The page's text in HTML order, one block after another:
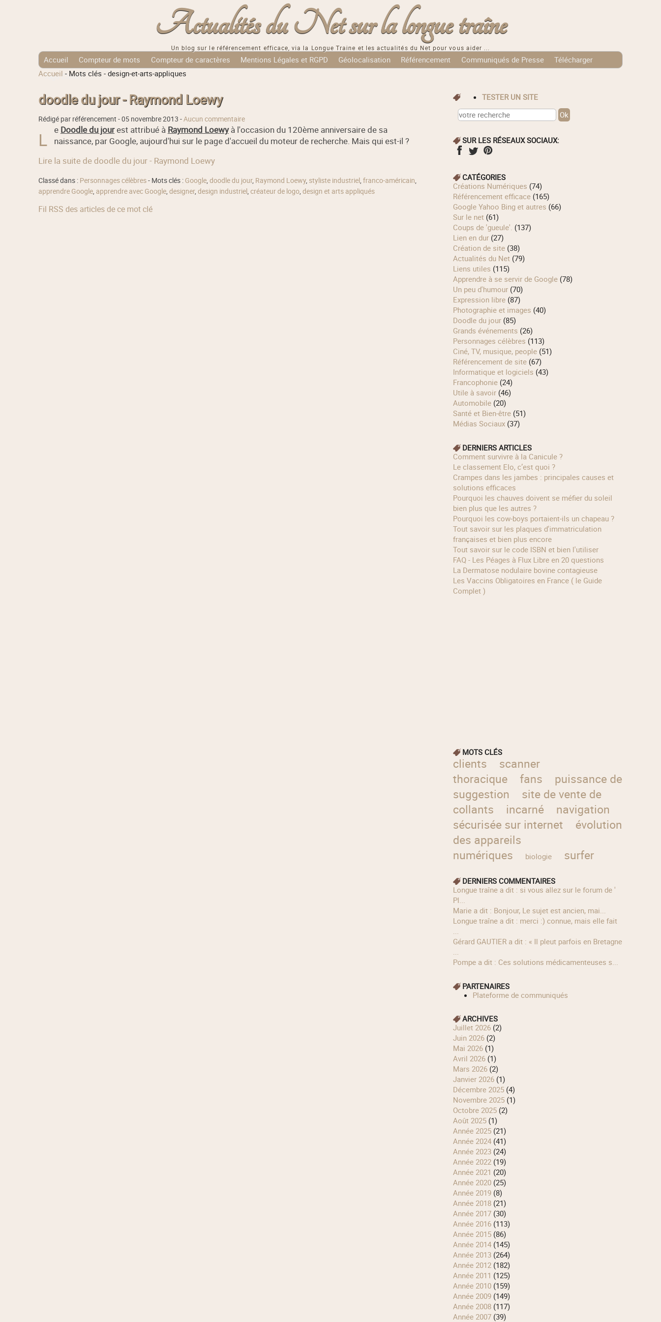
Actualités du Net sur la longue traîne
Un blog sur le référencement efficace, via la Longue Traine et les actualités du Net pour vous aider ...
Accueil Compteur de mots Compteur de caractères Mentions Légales et RGPD Géolocalisation Référencement Communiqués de Presse
Télécharger
Tags Cloud
Accueil - Mots clés - design-et-arts-appliques
doodle du jour - Raymond Loewy
Rédigé par référencement -05 novembre 2013 -Aucun commentaire
L e Doodle du jourest attribué à Raymond Loewyà l'occasion du 120ème anniversaire de sa
naissance, par Google, aujourd'hui sur le page d'accueil du moteur de recherche. Mais qui est-il ?
Lire la suite de doodle du jour - Raymond Loewy
Classé dans : Personnages célèbres- Mots clés : Google, doodle du jour, Raymond Loewy, styliste industriel, franco-américain,
apprendre Google, apprendre avec Google, designer, design industriel, créateur de logo, design et arts appliqués
Fil RSS des articles de ce mot clé
TESTER UN SITE
SUR LES RÉSEAUX SOCIAUX:
CATÉGORIES
Créations Numériques (74)
Référencement efficace(165)
Google Yahoo Bing et autres (66)
Sur le net(61)
Coups de 'gueule'. (137)
Lien en dur(27)
Création de site(38)
Actualités du Net(79)
Liens utiles (115)
Apprendre à se servir de Google(78)
Un peu d'humour(70)
Expression libre(87)
Photographie et images (40)
Doodle du jour(85)
Grands événements (26)
Personnages célèbres (113)
Ciné, TV, musique, people(51)
Référencement de site(67)
Informatique et logiciels (43)
Francophonie(24)
Utile à savoir(46)
Automobile(20)
Santé et Bien-être(51)
Médias Sociaux(37)
DERNIERS ARTICLES
Comment survivre à la Canicule ?
Le classement Elo, c’est quoi ?
Crampes dans les jambes : principales causes et
solutions efficaces
Pourquoi les chauves doivent se méfier du soleil
bien plus que les autres ?
Pourquoi les cow‑boys portaient‑ils un chapeau ?
Tout savoir sur les plaques d'immatriculation
françaises et bien plus encore
Tout savoir sur le code ISBN et bien l'utiliser
FAQ - Les Péages à Flux Libre en 20 questions
La Dermatose nodulaire bovine contagieuse
Les Vaccins Obligatoires en France ( le Guide
Complet )
MOTS CLÉS
clients
scanner
thoracique
fans
puissance de
suggestion
site de vente de
collants
incarné
navigation
sécurisée sur internet
évolution
des appareils
numériques
biologie surfer
DERNIERS COMMENTAIRES
longue traîne a dit : si vous allez sur le forum de '
Pl...
Marie a dit : Bonjour, Le sujet est ancien, mai...
longue traîne a dit : merci :) connue, mais elle fait
...
Gérard GAUTIER a dit : « Il pleut parfois en Bretagne
...
Pompe a dit : Ces solutions médicamenteuses s...
PARTENAIRES
Plateforme de communiqués
ARCHIVES
juillet 2026(2)
juin 2026(2)
mai 2026(1)
avril 2026(1)
mars 2026(2)
janvier 2026(1)
décembre 2025(4)
novembre 2025(1)
octobre 2025(2)
août 2025(1)
année 2025(21)
année 2024(41)
année 2023(24)
année 2022(19)
année 2021 (20)
année 2020(25)
année 2019(8)
année 2018(21)
année 2017(30)
année 2016(113)
année 2015(86)
année 2014(145)
année 2013(264)
année 2012(182)
année 2011 (125)
année 2010(159)
année 2009(149)
année 2008(117)
année 2007(39)